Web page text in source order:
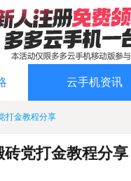
云手机资讯
打金教程分享
党打金教程分享